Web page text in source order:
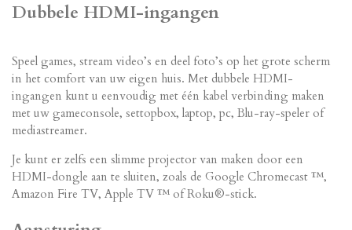
Dubbele HDMI-ingangen
Speel games, stream video’s en deel foto’s op het grote scherm
in het comfort van uw eigen huis. Met dubbele HDMI-
ingangen kunt u eenvoudig met één kabel verbinding maken
met uw gameconsole, settopbox, laptop, pc, Blu-ray-speler of
mediastreamer.
Je kunt er zelfs een slimme projector van maken door een
HDMI-dongle aan te sluiten, zoals de Google Chromecast ™,
Amazon Fire TV, Apple TV ™ of Roku®-stick.